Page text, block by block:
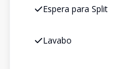
Espera para Split
Lavabo